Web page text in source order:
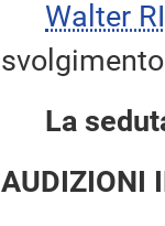
Walter
La
AUDIZIONI